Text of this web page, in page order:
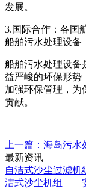
发展。
3.国际合作：各国
船舶污水处理设备
船舶污水处理设备
益严峻的环保形势
加强环保管理，为
贡献。
上一篇：海岛污水
最新资讯
自洁式沙尘过滤
洁式沙尘机组——